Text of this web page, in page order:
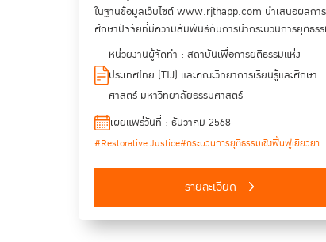
ในฐานข้อมูลเว็บไซต์ www.rjthapp.com นำเสนอผลการ
ศึกษาปัจจัยที่มีความสัมพันธ์กับการนำกระบวนการยุติธรร
ฟื้นฟูเยียวยาไปใช้ในการจัดการความขัดแย้งในโรงเรียน โดย
สะท้อนบทเรียนเชิงประจักษ์จากกรณีความรุนแรงที่เกิดขึ้นใน
บริบทต่าง ๆ ของสถานศึกษา ผ่านการวิเคราะห์เนื้อหา
(Content Analysis) ทั้งเชิงคุณภาพและเชิงปริมาณ
ครอบคลุมขั้นตอนการจัดการความขัดแย้งและการวิเคราะห์
ความถี่ของคุณลักษณะที่เกี่ยวข้องกับการจัดการความขัดแย้
ในโรงเรียน จากฐานข้อมูลเว็บไซต์ http://
ภายใต้ความร่วมมือระหว่างสถาบันเพื่อการยุติธรรมแห่ง
ประเทศไทย (TIJ) และคณะวิทยาการเรียนรู้และศึกษาศาสตร์
ระบบการศึกษาของประเทศไทย
หน่วยงานผู้จัดทำ : สถาบันเพื่อการยุติธรรมแห่ง
ประเทศไทย (TIJ) และคณะวิทยาการเรียนรู้และศึกษา
ศาสตร์ มหาวิทยาลัยธรรมศาสตร์
เผยแพร่วันที่ : ธันวาคม 2568
#Restorative Justice#กระบวนการยุติธรรมเชิงฟื้นฟูเยียวยา
รายละเอียด